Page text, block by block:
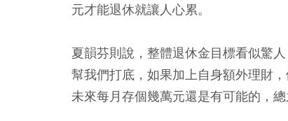
元才能退休就讓人心累。
夏韻芬則說，整體退休金目標看似驚
幫我們打底，如果加上自身額外理財
未來每月存個幾萬元還是有可能的，